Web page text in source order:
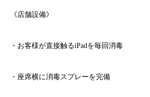
《店舗設備》
・お客様が直接触るiPad を毎回消毒
・座席横に消毒スプレーを完備